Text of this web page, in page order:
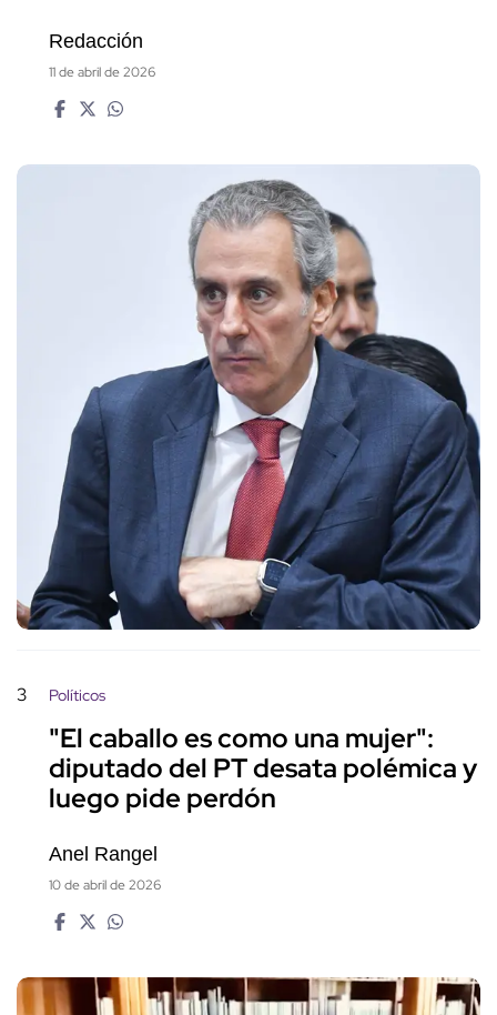
Redacción
11 de abril de 2026
3 Políticos
"El caballo es como una mujer":
diputado del PT desata polémica y
luego pide perdón
Anel Rangel
10 de abril de 2026